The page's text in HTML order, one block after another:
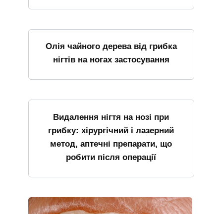
Олія чайного дерева від грибка
нігтів на ногах застосування
Видалення нігтя на нозі при
грибку: хірургічний і лазерний
метод, аптечні препарати, що
робити після операції